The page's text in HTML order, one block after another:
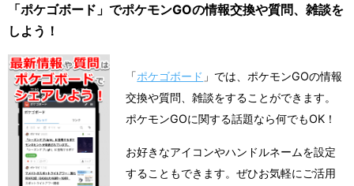
「ポケゴボード」でポケモンGOの情報交換や質問、雑談を
しよう！
「ポケゴボード 」では、ポケモンGOの情報
交換や質問、雑談をすることができます。
ポケモンGOに関する話題なら何でもOK！
お好きなアイコンやハンドルネームを設定
することもできます。ぜひお気軽にご活用